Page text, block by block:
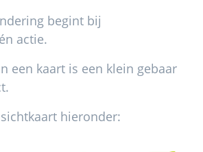
begint bij
actie.
een kaart is een klein gebaar
hieronder: